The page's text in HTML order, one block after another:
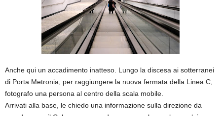
Anche qui un accadimento inatteso. Lungo la discesa ai sotterranei
di Porta Metronia, per raggiungere la nuova fermata della Linea C,
fotografo una persona al centro della scala mobile.
Arrivati alla base, le chiedo una informazione sulla direzione da